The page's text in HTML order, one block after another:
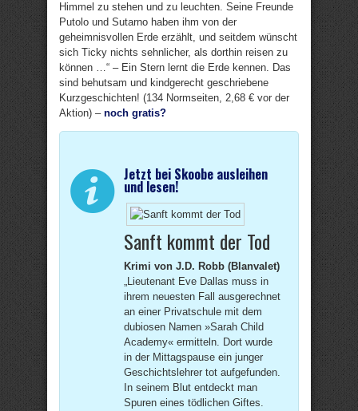
Himmel zu stehen und zu leuchten. Seine Freunde
Putolo und Sutarno haben ihm von der
geheimnisvollen Erde erzählt, und seitdem wünscht
sich Ticky nichts sehnlicher, als dorthin reisen zu
können …“ – Ein Stern lernt die Erde kennen. Das
sind behutsam und kindgerecht geschriebene
Kurzgeschichten! (134 Normseiten, 2,68 € vor der
Aktion) – noch gratis?
Jetzt bei Skoobe ausleihen
und lesen!
Sanft kommt der Tod
Krimi von J.D. Robb (Blanvalet)
„Lieutenant Eve Dallas muss in
ihrem neuesten Fall ausgerechnet
an einer Privatschule mit dem
dubiosen Namen »Sarah Child
Academy« ermitteln. Dort wurde
in der Mittagspause ein junger
Geschichtslehrer tot aufgefunden.
In seinem Blut entdeckt man
Spuren eines tödlichen Giftes.